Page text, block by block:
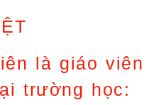
là giáo viên
trường học: